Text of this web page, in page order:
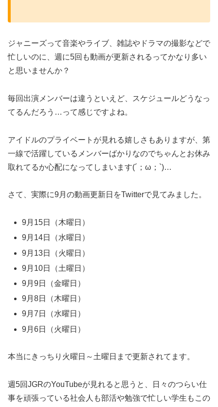
ジャニーズって音楽やライブ、雑誌やドラマの撮影などで
忙しいのに、週に5回も動画が更新されるってかなり多い
と思いませんか？
毎回出演メンバーは違うといえど、スケジュールどうなっ
てるんだろう…って感じですよね。
アイドルのプライベートが見れる嬉しさもありますが、第
一線で活躍しているメンバーばかりなのでちゃんとお休み
取れてるか心配になってしまいます(´；ω；`)…
さて、実際に9月の動画更新日をTwitterで見てみました。
9月15日（木曜日）
9月14日（水曜日）
9月13日（火曜日）
9月10日（土曜日）
9月9日（金曜日）
9月8日（木曜日）
9月7日（水曜日）
9月6日（火曜日）
本当にきっちり火曜日～土曜日まで更新されてます。
週5回JGRのYouTubeが見れると思うと、日々のつらい仕
事を頑張っている社会人も部活や勉強で忙しい学生もこの